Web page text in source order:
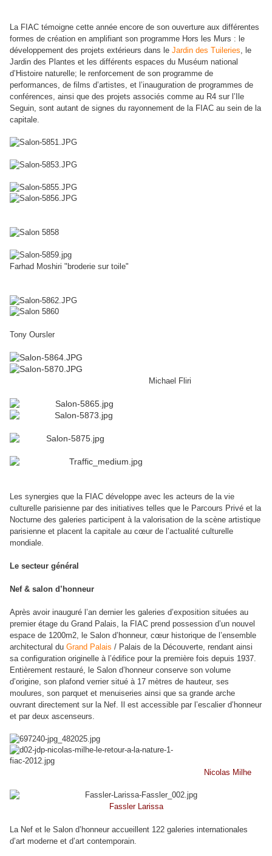
La FIAC témoigne cette année encore de son ouverture aux différentes
formes de création en amplifiant son programme Hors les Murs : le
développement des projets extérieurs dans le Jardin des Tuileries , le
Jardin des Plantes et les différents espaces du Muséum national
d’Histoire naturelle; le renforcement de son programme de
performances, de films d’artistes, et l’inauguration de programmes de
conférences, ainsi que des projets associés comme au R4 sur l’Ile
Seguin, sont autant de signes du rayonnement de la FIAC au sein de la
capitale.
Farhad Moshiri "broderie sur toile"
Tony Oursler
Michael Fliri
Les synergies que la FIAC développe avec les acteurs de la vie
culturelle parisienne par des initiatives telles que le Parcours Privé et la
Nocturne des galeries participent à la valorisation de la scène artistique
parisienne et placent la capitale au cœur de l’actualité culturelle
mondiale.
Le secteur général
Nef & salon d’honneur
Après avoir inauguré l’an dernier les galeries d’exposition situées au
premier étage du Grand Palais, la FIAC prend possession d’un nouvel
espace de 1200m2, le Salon d’honneur, cœur historique de l’ensemble
architectural du Grand Palais / Palais de la Découverte, rendant ainsi
sa configuration originelle à l’édifice pour la première fois depuis 1937.
Entièrement restauré, le Salon d’honneur conserve son volume
d’origine, son plafond verrier situé à 17 mètres de hauteur, ses
moulures, son parquet et menuiseries ainsi que sa grande arche
ouvrant directement sur la Nef. Il est accessible par l’escalier d’honneur
et par deux ascenseurs.
Nicolas Milhe
Fassler Larissa
La Nef et le Salon d’honneur accueillent 122 galeries internationales
d’art moderne et d’art contemporain.